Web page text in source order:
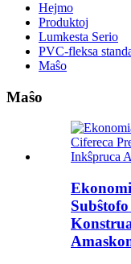
Hejmo
Produktoj
Lumkesta Serio
PVC-fleksa
Maŝo
Maŝo